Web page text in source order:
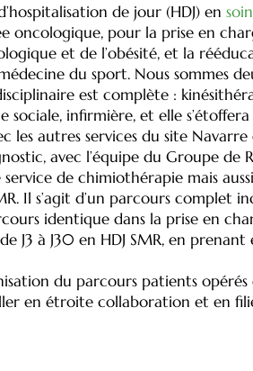
de jour (HDJ) en
oncologique, pour la prise en
et de l’obésité, et la
du sport. Nous sommes
est complète :
sociale, infirmière, et elle
les autres services du site
avec l’équipe du Groupe de
de chimiothérapie mais
Il s’agit d’un parcours complet
identique dans la prise en
J3 à J30 en HDJ SMR, en
du parcours patients
en étroite collaboration et en